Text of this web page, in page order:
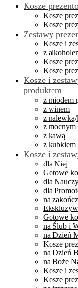
Kosze
Kosze
Kosze
Zestawy
Kosze i
z
Kosze
Kosze
Kosze i
produktem
z miodem
z winem
z
z mocnym
z kawą
z kubkiem
Kosze i
dla Niej
Gotowe
dla
dla
na
Gotowe
na Ślub i
na Dzień
Kosze
na Dzień
na Boże
Kosze i
Kosze